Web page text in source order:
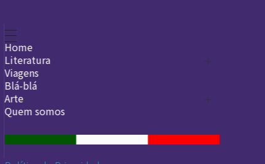
Home
Literatura
Legado
Viagens
Blá-blá
Arte
O que é arte
DesignSocial
Quem somos